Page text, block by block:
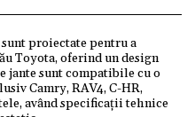
sunt proiectate pentru a
Toyota, oferind un design
jante sunt compatibile cu o
Camry, RAV4, C-HR,
având specificații tehnice